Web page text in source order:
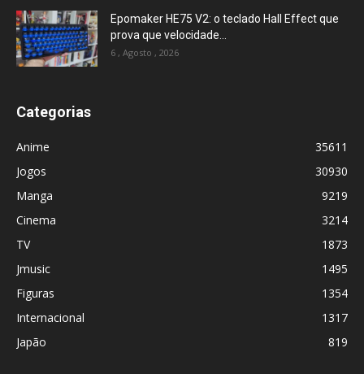
Epomaker HE75 V2: o teclado Hall Effect que
prova que velocidade...
6 , Agosto , 2026
Categorias
Anime
35611
Jogos
30930
Manga
9219
Cinema
3214
TV
1873
Jmusic
1495
Figuras
1354
Internacional
1317
Japão
819